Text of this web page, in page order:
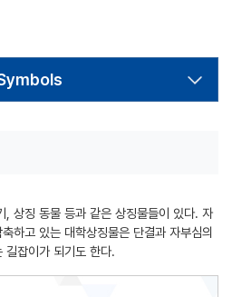
, 상징 동물 등과 같은 상징물들이 있다. 자
하고 있는 대학상징물은 단결과 자부심의
길잡이가 되기도 한다.